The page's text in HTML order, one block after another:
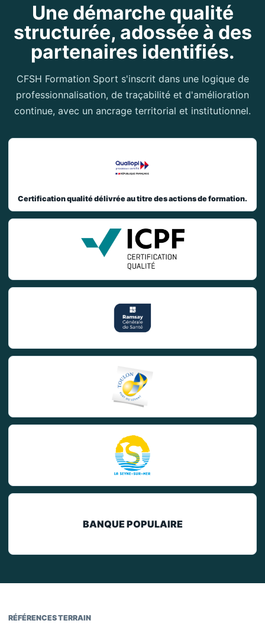
Une démarche qualité
structurée, adossée à des
partenaires identifiés.
CFSH Formation Sport s'inscrit dans une logique de
professionnalisation, de traçabilité et d'amélioration
continue, avec un ancrage territorial et institutionnel.
Certification qualité délivrée au titre des actions de formation.
BANQUE POPULAIRE
RÉFÉRENCES TERRAIN